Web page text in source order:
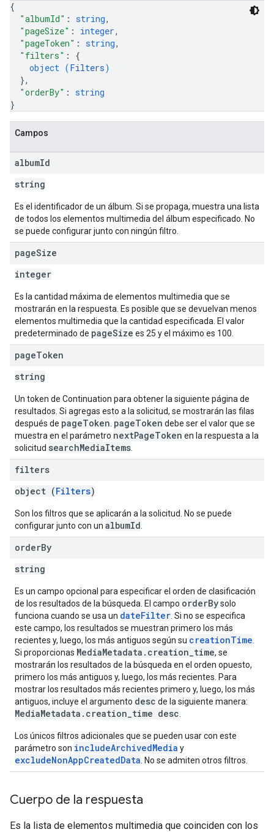
{
"albumId" : string,
"pageSize" : integer,
"pageToken" : string,
"filters" : {
object (Filters)
},
"orderBy" : string
}
Campos
albumId
string
Es el identificador de un álbum. Si se propaga, muestra una lista
de todos los elementos multimedia del álbum especificado. No
se puede configurar junto con ningún filtro.
pageSize
integer
Es la cantidad máxima de elementos multimedia que se
mostrarán en la respuesta. Es posible que se devuelvan menos
elementos multimedia que la cantidad especificada. El valor
predeterminado de pageSize es 25 y el máximo es 100.
pageToken
string
Un token de Continuation para obtener la siguiente página de
resultados. Si agregas esto a la solicitud, se mostrarán las filas
después de pageToken pageToken debe ser el valor que se
muestra en el parámetro nextPageToken en la respuesta a la
solicitud searchMediaItems
filters
object (Filters)
Son los filtros que se aplicarán a la solicitud. No se puede
configurar junto con un albumId
orderBy
string
Es un campo opcional para especificar el orden de clasificación
de los resultados de la búsqueda. El campo orderBysolo
funciona cuando se usa un dateFilter . Si no se especifica
este campo, los resultados se muestran primero los más
recientes y, luego, los más antiguos según su creationTime
Si proporcionas MediaMetadata.creation_time, se
mostrarán los resultados de la búsqueda en el orden opuesto,
primero los más antiguos y, luego, los más recientes. Para
mostrar los resultados más recientes primero y, luego, los más
antiguos, incluye el argumento desc de la siguiente manera:
MediaMetadata.creation_time desc
Los únicos filtros adicionales que se pueden usar con este
parámetro son includeArchivedMedia y
excludeNonAppCreatedData . No se admiten otros filtros.
Cuerpo de la respuesta
Es la lista de elementos multimedia que coinciden con los